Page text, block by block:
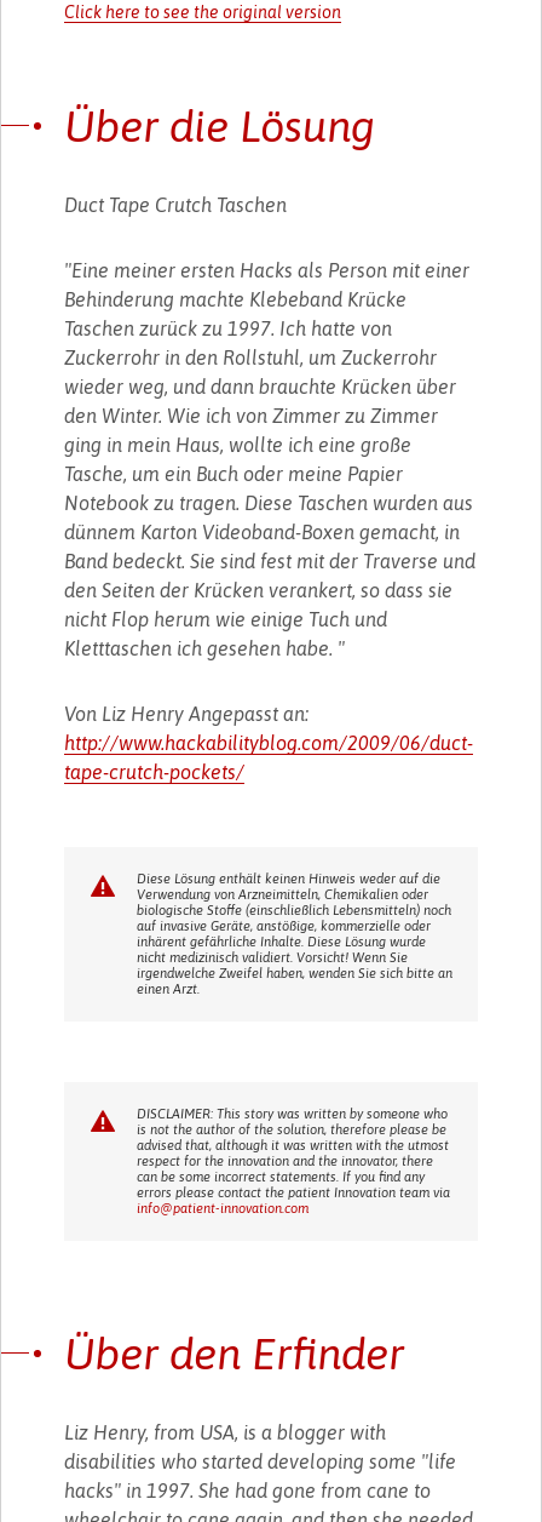
Click here to see the original version
Über die Lösung
Duct Tape Crutch Taschen
"Eine meiner ersten Hacks als Person mit einer
Behinderung machte Klebeband Krücke
Taschen zurück zu 1997. Ich hatte von
Zuckerrohr in den Rollstuhl, um Zuckerrohr
wieder weg, und dann brauchte Krücken über
den Winter. Wie ich von Zimmer zu Zimmer
ging in mein Haus, wollte ich eine große
Tasche, um ein Buch oder meine Papier
Notebook zu tragen. Diese Taschen wurden aus
dünnem Karton Videoband-Boxen gemacht, in
Band bedeckt. Sie sind fest mit der Traverse und
den Seiten der Krücken verankert, so dass sie
nicht Flop herum wie einige Tuch und
Kletttaschen ich gesehen habe. "
Von Liz Henry Angepasst an:
http://www.hackabilityblog.com/2009/06/duct-
tape-crutch-pockets/
Diese Lösung enthält keinen Hinweis weder auf die
Verwendung von Arzneimitteln, Chemikalien oder
biologische Stoffe (einschließlich Lebensmitteln) noch
auf invasive Geräte, anstößige, kommerzielle oder
inhärent gefährliche Inhalte. Diese Lösung wurde
nicht medizinisch validiert. Vorsicht! Wenn Sie
irgendwelche Zweifel haben, wenden Sie sich bitte an
einen Arzt.
DISCLAIMER: This story was written by someone who
is not the author of the solution, therefore please be
advised that, although it was written with the utmost
respect for the innovation and the innovator, there
can be some incorrect statements. If you find any
errors please contact the patient Innovation team via
info@patient-innovation.com
Über den Erfinder
Liz Henry, from USA, is a blogger with
disabilities who started developing some "life
hacks" in 1997. She had gone from cane to